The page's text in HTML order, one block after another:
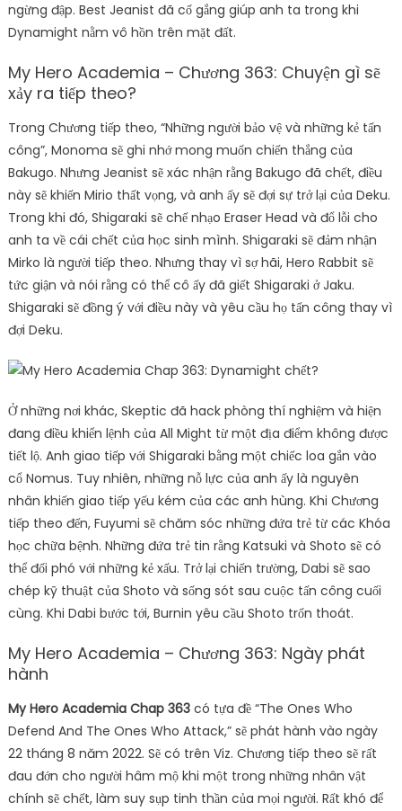
ngừng đập. Best Jeanist đã cố gắng giúp anh ta trong khi
Dynamight nằm vô hồn trên mặt đất.
My Hero Academia – Chương 363: Chuyện gì sẽ
xảy ra tiếp theo?
Trong Chương tiếp theo, “Những người bảo vệ và những kẻ tấn
công”, Monoma sẽ ghi nhớ mong muốn chiến thắng của
Bakugo. Nhưng Jeanist sẽ xác nhận rằng Bakugo đã chết, điều
này sẽ khiến Mirio thất vọng, và anh ấy sẽ đợi sự trở lại của Deku.
Trong khi đó, Shigaraki sẽ chế nhạo Eraser Head và đổ lỗi cho
anh ta về cái chết của học sinh mình. Shigaraki sẽ đảm nhận
Mirko là người tiếp theo. Nhưng thay vì sợ hãi, Hero Rabbit sẽ
tức giận và nói rằng có thể cô ấy đã giết Shigaraki ở Jaku.
Shigaraki sẽ đồng ý với điều này và yêu cầu họ tấn công thay vì
đợi Deku.
Ở những nơi khác, Skeptic đã hack phòng thí nghiệm và hiện
đang điều khiển lệnh của All Might từ một địa điểm không được
tiết lộ. Anh giao tiếp với Shigaraki bằng một chiếc loa gắn vào
cổ Nomus. Tuy nhiên, những nỗ lực của anh ấy là nguyên
nhân khiến giao tiếp yếu kém của các anh hùng. Khi Chương
tiếp theo đến, Fuyumi sẽ chăm sóc những đứa trẻ từ các Khóa
học chữa bệnh. Những đứa trẻ tin rằng Katsuki và Shoto sẽ có
thể đối phó với những kẻ xấu. Trở lại chiến trường, Dabi sẽ sao
chép kỹ thuật của Shoto và sống sót sau cuộc tấn công cuối
cùng. Khi Dabi bước tới, Burnin yêu cầu Shoto trốn thoát.
My Hero Academia – Chương 363: Ngày phát
hành
My Hero Academia Chap 363có tựa đề “The Ones Who
Defend And The Ones Who Attack,” sẽ phát hành vào ngày
22 tháng 8 năm 2022. Sẽ có trên Viz. Chương tiếp theo sẽ rất
đau đớn cho người hâm mộ khi một trong những nhân vật
chính sẽ chết, làm suy sụp tinh thần của mọi người. Rất khó để